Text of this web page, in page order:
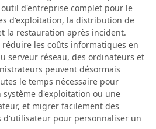
d'entreprise complet pour le
d'exploitation, la distribution de
la restauration après incident.
les coûts informatiques en
serveur réseau, des ordinateurs et
peuvent désormais
le temps nécessaire pour
d'exploitation ou une
et migrer facilement des
d'utilisateur pour personnaliser un